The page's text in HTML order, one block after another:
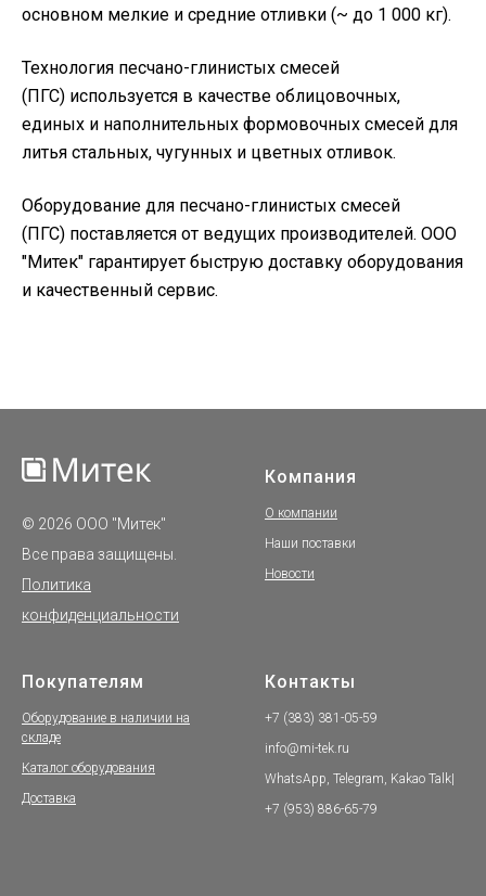
основном мелкие и средние отливки (~ до 1 000 кг).
Технология песчано-глинистых смесей
(ПГС) используется в качестве облицовочных,
единых и наполнительных формовочных смесей для
литья стальных, чугунных и цветных отливок.
Оборудование для песчано-глинистых смесей
(ПГС) поставляется от ведущих производителей. ООО
"Митек" гарантирует быструю доставку оборудования
и качественный сервис.
© 2026 ООО "Митек"
Все права защищены.
Политика
конфиденциальности
Компания
О компании
Наши поставки
Новости
Покупателям
Оборудование в наличии на
складе
Каталог оборудования
Доставка
Контакты
+7 (383) 381-05-59
info@mi-tek.ru
WhatsApp, Telegram, Kakao Talk|
+7 (953) 886-65-79